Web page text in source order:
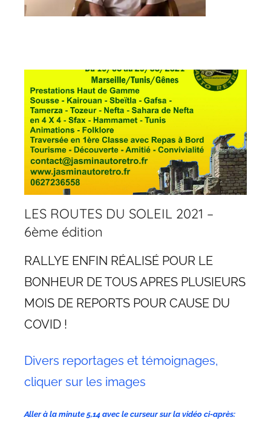
LES ROUTES DU SOLEIL 2021 –
6ème édition
RALLYE ENFIN RÉALISÉ POUR LE
BONHEUR DE TOUS APRES PLUSIEURS
MOIS DE REPORTS POUR CAUSE DU
COVID !
Divers reportages et témoignages,
cliquer sur les images
Aller à la minute 5,14 avec le curseur sur la vidéo ci-après: